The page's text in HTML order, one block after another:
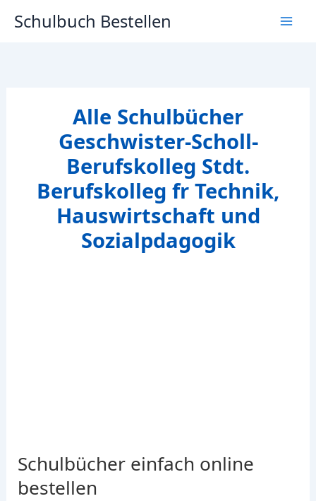
InhaltSchulbuch Bestellen
Alle Schulbücher
Geschwister-Scholl-
Berufskolleg Stdt.
Berufskolleg fr Technik,
Hauswirtschaft und
Sozialpdagogik
Schulbücher einfach online
bestellen